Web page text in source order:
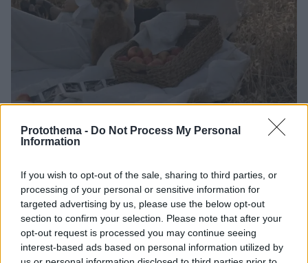
Protothema - Do Not Process My Personal
Information
If you wish to opt-out of the sale, sharing to third parties, or
processing of your personal or sensitive information for
targeted advertising by us, please use the below opt-out
section to confirm your selection. Please note that after your
opt-out request is processed you may continue seeing
interest-based ads based on personal information utilized by